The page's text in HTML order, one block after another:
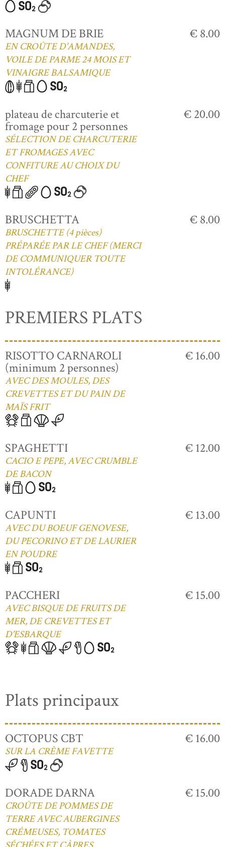
MAGNUM DE BRIE
EN CROÛTE D'AMANDES,
VOILE DE PARME 24 MOIS ET
VINAIGRE BALSAMIQUE
€ 8.00
plateau de charcuterie et
fromage pour 2 personnes
SÉLECTION DE CHARCUTERIE
ET FROMAGES AVEC
CONFITURE AU CHOIX DU
CHEF
€ 20.00
BRUSCHETTA
BRUSCHETTE (4 pièces)
PRÉPARÉE PAR LE CHEF (MERCI
DE COMMUNIQUER TOUTE
INTOLÉRANCE)
€ 8.00
PREMIERS PLATS
RISOTTO CARNAROLI
(minimum 2 personnes)
AVEC DES MOULES, DES
CREVETTES ET DU PAIN DE
MAÏS FRIT
€ 16.00
SPAGHETTI
CACIO E PEPE, AVEC CRUMBLE
DE BACON
€ 12.00
CAPUNTI
AVEC DU BOEUF GENOVESE,
DU PECORINO ET DE LAURIER
EN POUDRE
€ 13.00
PACCHERI
AVEC BISQUE DE FRUITS DE
MER, DE CREVETTES ET
D'ESBARQUE
€ 15.00
Plats principaux
OCTOPUS CBT
SUR LA CRÈME FAVETTE
€ 16.00
DORADE DARNA
CROÛTE DE POMMES DE
TERRE AVEC AUBERGINES
CRÉMEUSES, TOMATES
€ 15.00